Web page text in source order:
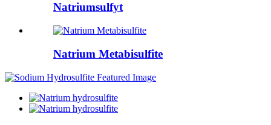
Natriumsulfyt
Natrium Metabisulfite